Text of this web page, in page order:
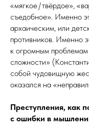
«мягкое / твёр­дое»,
съедоб­ное». Именно
архаическим, или
противников. Именно
к огромным
сложности»
собой чудовищную
оказался на
Преступления, как
с ошибки в